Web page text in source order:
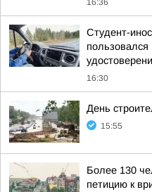
16:36
Студент-
16:30
День
15:55
Более 130
петицию к